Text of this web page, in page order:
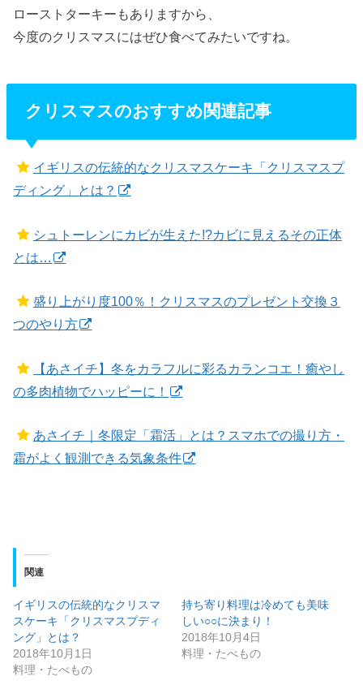
ローストターキーもありますから、
今度のクリスマスにはぜひ食べてみたいですね。
クリスマスのおすすめ関連記事
イギリスの伝統的なクリスマスケーキ「クリスマスプ
ディング」とは？
シュトーレンにカビが生えた!?カビに見えるその正体
とは…
盛り上がり度100％！クリスマスのプレゼント交換３
つのやり方
【あさイチ】冬をカラフルに彩るカランコエ！癒やし
の多肉植物でハッピーに！
あさイチ｜冬限定「霜活」とは？スマホでの撮り方・
霜がよく観測できる気象条件
関連
イギリスの伝統的なクリスマ
スケーキ「クリスマスプディ
ング」とは？
2018年10月1日
料理・たべもの
持ち寄り料理は冷めても美味
しい○○に決まり！
2018年10月4日
料理・たべもの